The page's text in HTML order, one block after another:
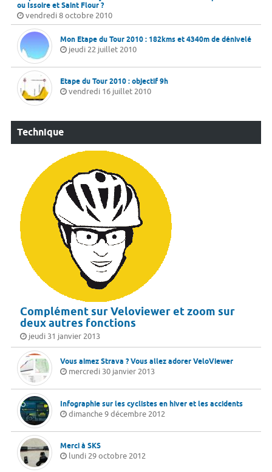
ou Issoire et Saint Flour ?
vendredi 8 octobre 2010
Mon Etape du Tour 2010 : 182kms et 4340m de dénivelé
jeudi 22 juillet 2010
Etape du Tour 2010 : objectif 9h
vendredi 16 juillet 2010
Technique
Complément sur Veloviewer et zoom sur
deux autres fonctions
jeudi 31 janvier 2013
Vous aimez Strava ? Vous allez adorer VeloViewer
mercredi 30 janvier 2013
Infographie sur les cyclistes en hiver et les accidents
dimanche 9 décembre 2012
Merci à SKS
lundi 29 octobre 2012